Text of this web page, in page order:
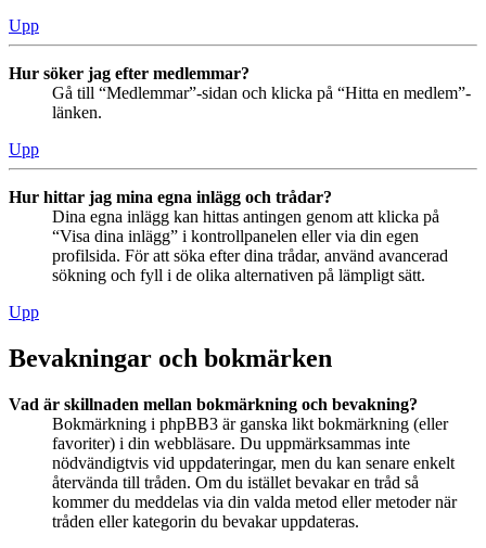
Upp
Hur söker jag efter medlemmar?
Gå till “Medlemmar”-sidan och klicka på “Hitta en medlem”-
länken.
Upp
Hur hittar jag mina egna inlägg och trådar?
Dina egna inlägg kan hittas antingen genom att klicka på
“Visa dina inlägg” i kontrollpanelen eller via din egen
profilsida. För att söka efter dina trådar, använd avancerad
sökning och fyll i de olika alternativen på lämpligt sätt.
Upp
Bevakningar och bokmärken
Vad är skillnaden mellan bokmärkning och bevakning?
Bokmärkning i phpBB3 är ganska likt bokmärkning (eller
favoriter) i din webbläsare. Du uppmärksammas inte
nödvändigtvis vid uppdateringar, men du kan senare enkelt
återvända till tråden. Om du istället bevakar en tråd så
kommer du meddelas via din valda metod eller metoder när
tråden eller kategorin du bevakar uppdateras.